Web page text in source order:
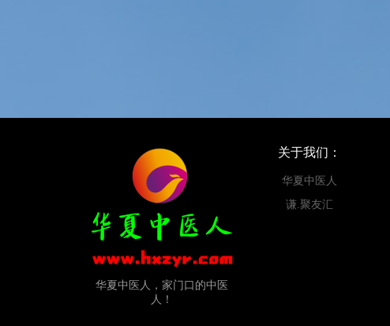
华夏中医人，家门口的中医
人！
关于我们：
华夏中医人
谦.聚友汇